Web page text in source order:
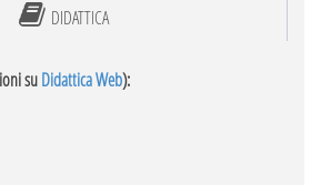
DIDATTICA
suDidattica Web):